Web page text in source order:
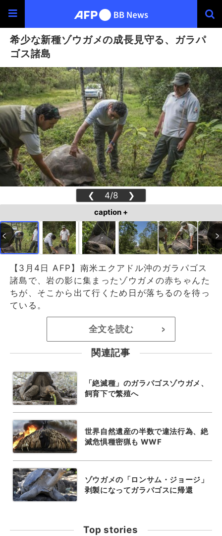
希少な新種ゾウガメの成長見守る、ガラパ
ゴス諸島
❮ 4/8 ❯
caption +
【3月4日 AFP】南米エクアドル沖のガラパゴス
諸島で、岩の影に集まったゾウガメの赤ちゃんた
ちが、そこから出て行くため日が落ちるのを待っ
ている。
全文を読む >
関連記事
「絶滅種」のガラパゴスゾウガメ、
飼育下で繁殖へ
世界自然遺産の半数で違法行為、絶
滅危惧種密猟も WWF
ゾウガメの「ロンサム・ジョージ」
剥製になってガラパゴスに帰還
Top stories